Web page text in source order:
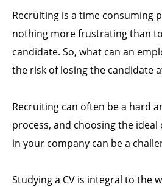
Recruiting is a time consuming
nothing more frustrating than
candidate. So, what can an
the risk of losing the candidate
Recruiting can often be a hard
process, and choosing the
in your company can be a
Studying a CV is integral to the